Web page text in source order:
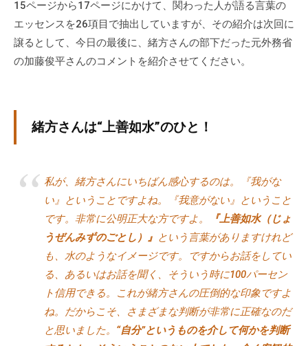
15ページから17ページにかけて、関わった人が語る言葉の
エッセンスを26項目で抽出していますが、その紹介は次回に
譲るとして、今日の最後に、緒方さんの部下だった元外務省
の加藤俊平さんのコメントを紹介させてください。
緒方さんは“上善如水”のひと！
私が、緒方さんにいちばん感心するのは。『我がな
い』ということですよね。『我意がない』ということ
です。非常に公明正大な方ですよ。
『上善如水（じょ
うぜんみずのごとし）』 という言葉がありますけれど
も、水のようなイメージです。ですからお話をしてい
る、あるいはお話を聞く、そういう時に100パーセン
ト信用できる。これが緒方さんの圧倒的な印象ですよ
ね。だからこそ、さまざまな判断が非常に正確なのだ
と思いました。 “自分”というものを介して何かを判断